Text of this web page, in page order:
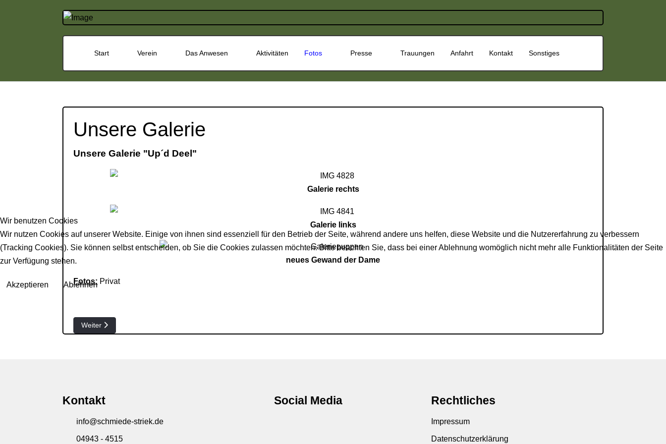
Start Verein Das Anwesen Aktivitäten Fotos Presse Trauungen Anfahrt Kontakt Sonstiges
Unsere Galerie
Unsere Galerie "Up´d Deel"
Galerie rechts
Galerie links
neues Gewand der Dame
Fotos: Privat
Nächster Beitrag: Sommerzeit 2020 in Strieks Garten
Weiter
Kontakt
info@schmiede-striek.de
04943 - 4515
Social Media Rechtliches
Impressum
Datenschutzerklärung
Wir benutzen Cookies
Wir nutzen Cookies auf unserer Website. Einige von ihnen sind essenziell für den Betrieb der Seite, während andere uns helfen, diese Website und die Nutzererfahrung zu verbessern
(Tracking Cookies). Sie können selbst entscheiden, ob Sie die Cookies zulassen möchten. Bitte beachten Sie, dass bei einer Ablehnung womöglich nicht mehr alle Funktionalitäten der Seite
zur Verfügung stehen.
Akzeptieren Ablehnen